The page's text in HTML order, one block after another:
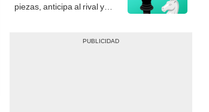
piezas, anticipa al rival y